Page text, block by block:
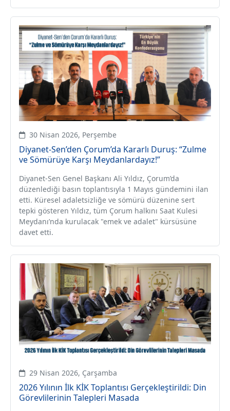
30 Nisan 2026, Perşembe
Diyanet-Sen’den Çorum’da Kararlı Duruş: “Zulme
ve Sömürüye Karşı Meydanlardayız!”
Diyanet-Sen Genel Başkanı Ali Yıldız, Çorum’da
düzenlediği basın toplantısıyla 1 Mayıs gündemini ilan
etti. Küresel adaletsizliğe ve sömürü düzenine sert
tepki gösteren Yıldız, tüm Çorum halkını Saat Kulesi
Meydanı’nda kurulacak "emek ve adalet" kürsüsüne
davet etti.
29 Nisan 2026, Çarşamba
2026 Yılının İlk KİK Toplantısı Gerçekleştirildi: Din
Görevlilerinin Talepleri Masada